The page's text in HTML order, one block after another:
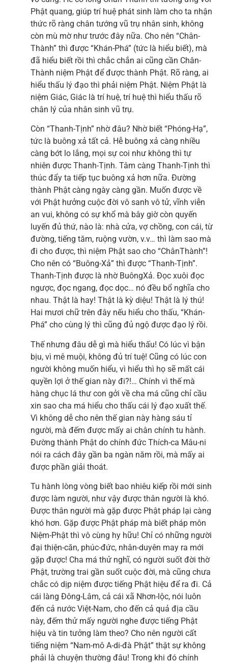
Phật quang, giúp trí huệ phát sinh làm cho ta nhận
thức rõ ràng chân tướng vũ trụ nhân sinh, không
còn mù mờ như trước đây nữa. Cho nên “Chân-
Thành” thì được “Khán-Phá” (tức là hiểu biết), mà
đã hiểu biết rồi thì chắc chắn ai cũng cần Chân-
Thành niệm Phật để được thành Phật. Rõ ràng, ai
hiểu thấu lý đạo thì phải niệm Phật. Niệm Phật là
niệm Giác, Giác là trí huệ, trí huệ thì hiểu thấu rõ
chân lý của nhân sinh vũ trụ.
Còn “Thanh-Tịnh” nhờ đâu? Nhờ biết “Phóng-Hạ”,
tức là buông xả tất cả. Hễ buông xả càng nhiều
càng bớt lo lắng, mọi sự coi như không thì tự
nhiên được Thanh-Tịnh. Tâm càng Thanh-Tịnh thì
thúc đẩy ta tiếp tục buông xả hơn nữa. Đường
thành Phật càng ngày càng gần. Muốn được về
với Phật hưởng cuộc đời vô sanh vô tử, vĩnh viễn
an vui, không có sự khổ mà bây giờ còn quyến
luyến đủ thứ, nào là: nhà cửa, vợ chồng, con cái, từ
đường, tiếng tăm, ruộng vườn, v.v… thì làm sao mà
đi cho được, thì niệm Phật sao cho “ChânThành”!
Cho nên có “Buông-Xả” thì được “Thanh-Tịnh”.
Thanh-Tịnh được là nhờ BuôngXả. Đọc xuôi đọc
ngược, đọc ngang, đọc dọc… nó đều bổ nghĩa cho
nhau. Thật là hay! Thật là kỳ diệu! Thật là lý thú!
Hai mươi chữ trên đây nếu hiểu cho thấu, “Khán-
Phá” cho cùng lý thì cũng đủ ngộ được đạo lý rồi.
Thế nhưng đâu dễ gì mà hiểu thấu! Có lúc vì bận
bịu, vì mê muội, không đủ trí tuệ! Cũng có lúc con
người không muốn hiểu, vì hiểu thì họ sẽ mất cái
quyền lợi ở thế gian này đi?!… Chính vì thế mà
hàng chục lá thư con gởi về cha má cũng chỉ cầu
xin sao cha má hiểu cho thấu cái lý đạo xuất thế.
Vì không dễ cho nên thế gian này hàng sáu tỉ
người, mà đếm được mấy ai chân chính tu hành.
Đường thành Phật do chính đức Thích-ca Mâu-ni
nói ra cách đây gần ba ngàn năm rồi, mà mấy ai
được phần giải thoát.
Tu hành lòng vòng biết bao nhiêu kiếp rồi mới sinh
được làm người, như vậy được thân người là khó.
Được thân người mà gặp được Phật pháp lại càng
khó hơn. Gặp được Phật pháp mà biết pháp môn
Niệm-Phật thì vô cùng hy hữu! Chỉ có những người
đại thiện-căn, phúc-đức, nhân-duyên may ra mới
gặp được! Cha má thử nghĩ, có người suốt đời thờ
Phật, trường trai gần suốt cuộc đời, mà cũng chưa
chắc có dịp niệm được tiếng Phật hiệu để ra đi. Cả
cái làng Đông-Lâm, cả cái xã Nhơn-lộc, nói luôn
đến cả nước Việt-Nam, cho đến cả quả địa cầu
này, đếm thử mấy người nghe được tiếng Phật
hiệu và tin tưởng làm theo? Cho nên người cất
tiếng niệm “Nam-mô A-di-đà Phật” thật sự không
phải là chuyện thường đâu! Trong khi đó chính